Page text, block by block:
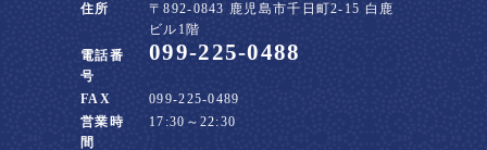
住所
〒892-0843 鹿児島市千日町2-15 白鹿
ビル1階
電話番
号
099-225-0488
FAX
099-225-0489
営業時
間
17:30～22:30